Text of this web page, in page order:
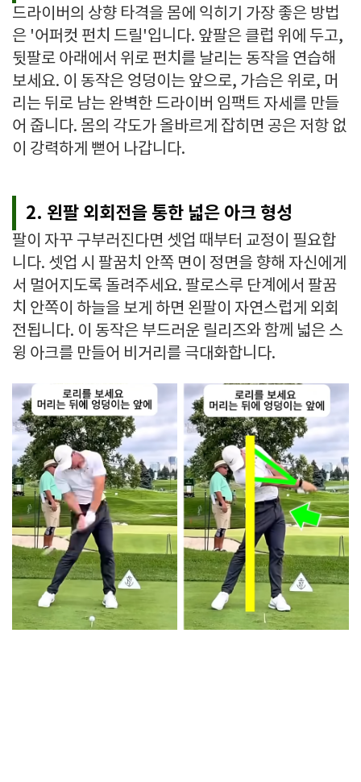
드라이버의 상향 타격을 몸에 익히기 가장 좋은 방법
은 '어퍼컷 펀치 드릴'입니다. 앞팔은 클럽 위에 두고,
뒷팔로 아래에서 위로 펀치를 날리는 동작을 연습해
보세요. 이 동작은 엉덩이는 앞으로, 가슴은 위로, 머
리는 뒤로 남는 완벽한 드라이버 임팩트 자세를 만들
어 줍니다. 몸의 각도가 올바르게 잡히면 공은 저항 없
이 강력하게 뻗어 나갑니다.
2. 왼팔 외회전을 통한 넓은 아크 형성
팔이 자꾸 구부러진다면 셋업 때부터 교정이 필요합
니다. 셋업 시 팔꿈치 안쪽 면이 정면을 향해 자신에게
서 멀어지도록 돌려주세요. 팔로스루 단계에서 팔꿈
치 안쪽이 하늘을 보게 하면 왼팔이 자연스럽게 외회
전됩니다. 이 동작은 부드러운 릴리즈와 함께 넓은 스
윙 아크를 만들어 비거리를 극대화합니다.